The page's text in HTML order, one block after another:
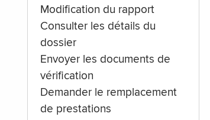
Modification du rapport
Consulter les détails du
dossier
Envoyer les documents de
vérification
Demander le remplacement
de prestations